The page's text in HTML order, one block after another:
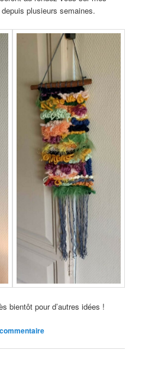
plusieurs semaines.
bientôt pour d’autres idées !